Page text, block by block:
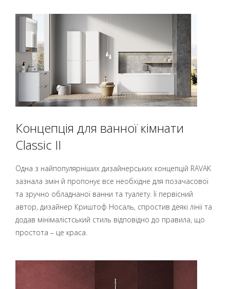
Концепція для ванної кімнати
Classic II
Одна з найпопулярніших дизайнерських концепцій RAVAK
зазнала змін й пропонує все необхідне для позачасової
та зручно обладнаної ванни та туалету. Її первісний
автор, дизайнер Криштоф Носаль, спростив деякі лінії та
додав мінімалістський стиль відповідно до правила, що
простота – це краса.